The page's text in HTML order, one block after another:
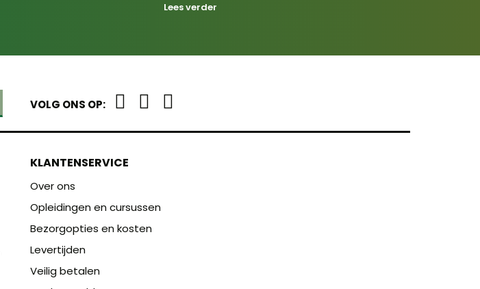
Lees verder
VOLG ONS OP:
KLANTENSERVICE
Over ons
Opleidingen en cursussen
Bezorgopties en kosten
Levertijden
Veilig betalen